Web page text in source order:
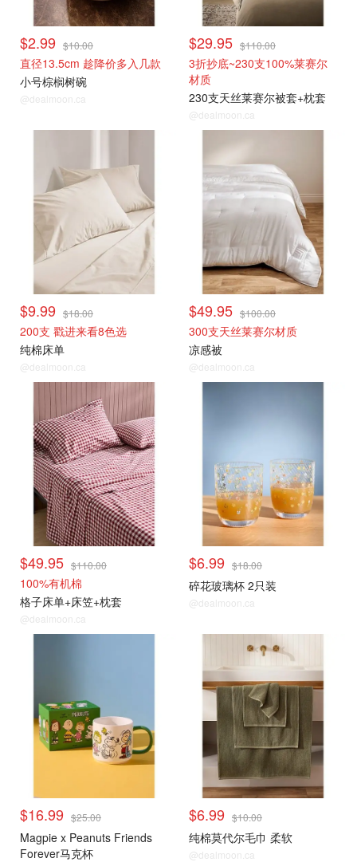
$2.99 $10.00
直径13.5cm 趁降价多入几款
小号棕榈树碗
@dealmoon.ca
$29.95 $110.00
3折抄底~230支100%莱赛尔
材质
230支天丝莱赛尔被套+枕套
@dealmoon.ca
$9.99 $18.00
200支 戳进来看8色选
纯棉床单
@dealmoon.ca
$49.95 $100.00
300支天丝莱赛尔材质
凉感被
@dealmoon.ca
$49.95 $110.00
100%有机棉
格子床单+床笠+枕套
@dealmoon.ca
$6.99 $18.00
碎花玻璃杯 2只装
@dealmoon.ca
$16.99 $25.00
Magpie x Peanuts Friends
Forever马克杯
$6.99 $10.00
纯棉莫代尔毛巾 柔软
@dealmoon.ca